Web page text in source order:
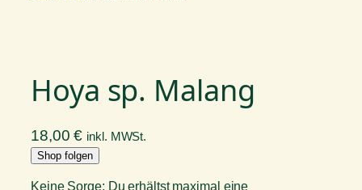
Hoya sp. Malang
18,00€ inkl. MWSt.
Shop folgen
Keine Sorge: Du erhältst maximal eine